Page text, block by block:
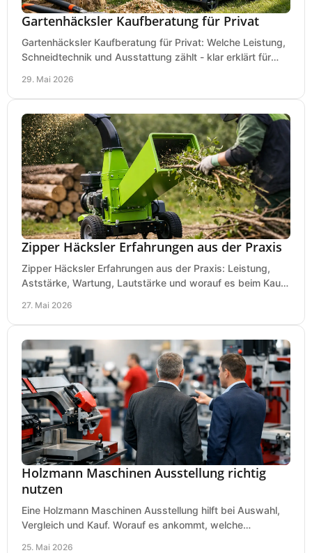
Gartenhäcksler Kaufberatung für Privat
Gartenhäcksler Kaufberatung für Privat: Welche Leistung,
Schneidtechnik und Ausstattung zählt - klar erklärt für
29. Mai 2026
Zipper Häcksler Erfahrungen aus der Praxis
Zipper Häcksler Erfahrungen aus der Praxis: Leistung,
Aststärke, Wartung, Lautstärke und worauf es beim Kauf
27. Mai 2026
Holzmann Maschinen Ausstellung richtig
nutzen
Eine Holzmann Maschinen Ausstellung hilft bei Auswahl,
Vergleich und Kauf. Worauf es ankommt, welche
25. Mai 2026